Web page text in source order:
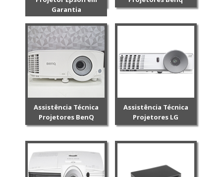
Garantia
Assistência Técnica
Projetores BenQ
Assistência Técnica
Projetores LG